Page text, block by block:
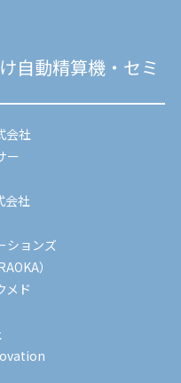
自動精算機・セミ
会社
ー
会社
ションズ
）
メド